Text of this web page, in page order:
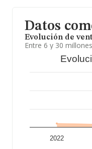
Datos
Evolución de
Entre 6 y 30
2022